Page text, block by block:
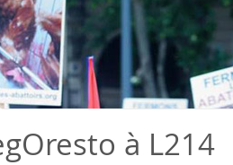
à L214